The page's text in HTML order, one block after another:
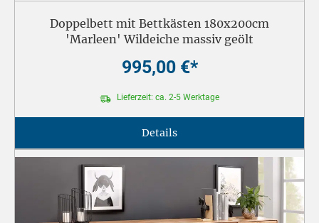
Doppelbett mit Bettkästen 180x200cm
'Marleen' Wildeiche massiv geölt
995,00 €*
Lieferzeit: ca. 2-5 Werktage
Details